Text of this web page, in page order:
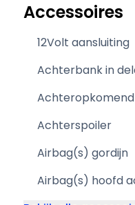
Accessoires
12Volt aansluiting
Achterbank in
Achterspoiler
Airbag(s) gordijn
Airbag(s) hoofd